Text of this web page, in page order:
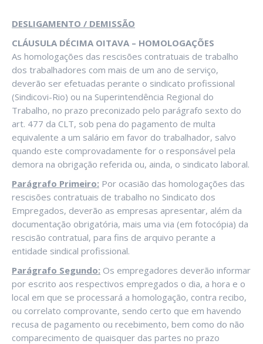
DESLIGAMENTO / DEMISSÃO
CLÁUSULA DÉCIMA OITAVA – HOMOLOGAÇÕES
As homologações das rescisões contratuais de trabalho
dos trabalhadores com mais de um ano de serviço,
deverão ser efetuadas perante o sindicato profissional
(Sindicovi-Rio) ou na Superintendência Regional do
Trabalho, no prazo preconizado pelo parágrafo sexto do
art. 477 da CLT, sob pena do pagamento de multa
equivalente a um salário em favor do trabalhador, salvo
quando este comprovadamente for o responsável pela
demora na obrigação referida ou, ainda, o sindicato laboral.
Parágrafo Primeiro: Por ocasião das homologações das
rescisões contratuais de trabalho no Sindicato dos
Empregados, deverão as empresas apresentar, além da
documentação obrigatória, mais uma via (em fotocópia) da
rescisão contratual, para fins de arquivo perante a
entidade sindical profissional.
Parágrafo Segundo: Os empregadores deverão informar
por escrito aos respectivos empregados o dia, a hora e o
local em que se processará a homologação, contra recibo,
ou correlato comprovante, sendo certo que em havendo
recusa de pagamento ou recebimento, bem como do não
comparecimento de quaisquer das partes no prazo